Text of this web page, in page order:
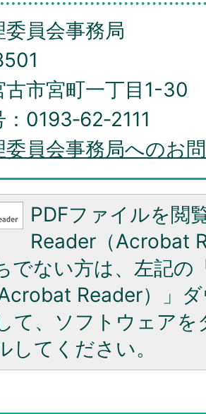
委員会事務局
古市宮町一丁目1-30
0193‐62‐2111
委員会事務局へのお
PDFファイルを閲
Reader（Acrobat
でない方は、左記の
Reader）」
て、ソフトウェア
してください。